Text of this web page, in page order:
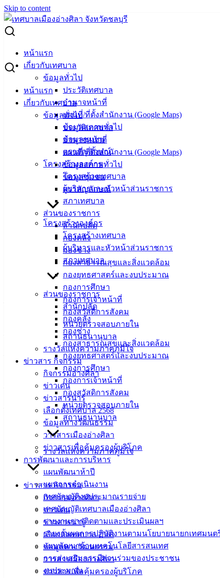
Skip to content
หน้าแรก
เกี่ยวกับเทศบาล
ข้อมูลทั่วไป
ประวัติเทศบาล
อำนาจหน้าที่
แผนที่/ที่ตั้งสำนักงาน (Google Maps)
ข้อมูลสภาพทั่วไป
ข้อมูลชุมชน
ตราสัญลักษณ์
โครงสร้างองค์กร
โครงสร้างเทศบาล
ผู้บริหารและหัวหน้าส่วนราชการ
สภาเทศบาล
ส่วนของราชการ
สำนักปลัด
กองคลัง
กองช่าง
กองสาธารณสุขและสิ่งแวดล้อม
กองยุทธศาสตร์และงบประมาณ
กองการศึกษา
กองการเจ้าหน้าที่
กองสวัสดิการสังคม
หน่วยตรวจสอบภายใน
สถานธนานุบาล
รางวัลแห่งความภาคภูมิใจ
ข่าวสาร กิจกรรม
กิจกรรมอ่างศิลา
ข่าวเด่น
ข่าวสารน่ารู้
เลือกตั้งเทศบาล 2568
ข้อมูลทางวัฒนธรรม
วารสารเมืองอ่างศิลา
ข่าวสารเพื่อคุ้มครองผู้บริโภค
การพัฒนาและการบริหาร
แผนพัฒนาห้าปี
แผนการดำเนินงาน
เทศบัญญัติงบประมาณรายจ่าย
เทศบัญญัติเทศบาลเมืองอ่างศิลา
รายงานการติดตามและประเมินผลฯ
รายงานผลการปฏิบัติงานตามนโยบายนายกเทศมนต
แผนพัฒนาด้านเทคโนโลยีสารสนเทศ
การส่งเสริมการมีส่วนร่วมของประชาชน
งบประมาณ
หน้าแรก
เกี่ยวกับเทศบาล
ข้อมูลทั่วไป
ประวัติเทศบาล
อำนาจหน้าที่
แผนที่/ที่ตั้งสำนักงาน (Google Maps)
ข้อมูลสภาพทั่วไป
ข้อมูลชุมชน
ตราสัญลักษณ์
โครงสร้างองค์กร
โครงสร้างเทศบาล
ผู้บริหารและหัวหน้าส่วนราชการ
สภาเทศบาล
ส่วนของราชการ
สำนักปลัด
กองคลัง
กองช่าง
กองสาธารณสุขและสิ่งแวดล้อม
กองยุทธศาสตร์และงบประมาณ
กองการศึกษา
กองการเจ้าหน้าที่
กองสวัสดิการสังคม
หน่วยตรวจสอบภายใน
สถานธนานุบาล
รางวัลแห่งความภาคภูมิใจ
ข่าวสาร กิจกรรม
กิจกรรมอ่างศิลา
ข่าวเด่น
ข่าวสารน่ารู้
เลือกตั้งเทศบาล 2568
ข้อมูลทางวัฒนธรรม
วารสารเมืองอ่างศิลา
ข่าวสารเพื่อคุ้มครองผู้บริโภค
Search for:
เทศกาลวันมาฆบูชา ณ วัดเตาปูน วัดศูนย์กลางจัดกิจกรรมระดับ
จังหวัด
เทศกาลวันมาฆบูชา ณ วัดเตาปูน วัด
ศูนย์กลางจัดกิจกรรมระดับจังหวัด
กุมภาพันธ์ 3, 2025 กุมภาพันธ์ 11, 2025
เทศกาลวันมาฆบูชา ณ วัดเตาปูน วัดศูนย์กลางจัดกิจกรรมระดับ
ขอเชิญชวนพุทธศาสนิกชนทุกท่าน ร่วมงานสัปดาห์ส่งเสริมการ
เผยแผ่พระพุทธศาสนา เนื่องในเทศกาลวันมาฆบูชา ประจำปี
พ.ศ. 2568 จังหวัดชลบุรี ในวันอังคารที่ 11 กุมภาพันธ์ 2568 เวลา
16.30 น. เป็นต้นไป ณ วัดเตาปูน ต.เสม็ด อ.เมืองชลบุรี ซึ่งกำหนด
ให้วัดเตาปูนเป็นวัดศูนย์กลางจัดกิจกรรมเนื่องในเทศกาลวัน
มาฆบูชาระดับจังหวัด
เชิญมาร่วมกิจกรรมเสริมความเป็นสิริมงคล
นมัสการพระประธาน ณ อุโบสถมหาอุตม์ ชมภาพจิตรกรรม
ฝาผนังโบราณ อายุกว่า 300 ปี
– ชมการแสดงศิลปวัฒนธรรมจากนักเรียน นักศึกษา
– การบรรยายธรรมจากผู้ชนะเลิศการประกวดบรรยายธรรม
ระดับจังหวัด
– ร่วมแสดงตนเป็นพุทธมามกะ
– เชิญร่วมกันเวียนเทียนรอบพระอุโบสถวัดเตาปูน เพื่อส่งเสริม
การเผยแผ่พระพุทธศาสนา เนื่องในเทศกาลวันมาฆบูชา
วันอังคารที่ 11 กุมภาพันธ์ 2568 เวลา 16.30 น. เป็นต้นไป ณ วัด
เตาปูน ต.เสม็ด อ.เมืองชลบุรี จ.ชลบุรี